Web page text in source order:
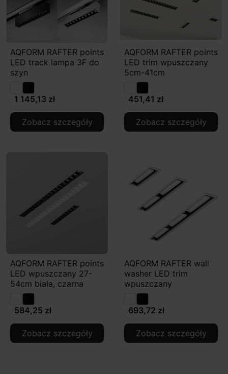
AQFORM RAFTER points
LED track lampa 3F do
szyn
1 145,13 zł
Zobacz szczegóły
AQFORM RAFTER points
LED trim wpuszczany
5cm-41cm
451,41 zł
Zobacz szczegóły
AQFORM RAFTER points
LED wpuszczany 27-
54cm biała, czarna
584,25 zł
Zobacz szczegóły
AQFORM RAFTER wall
washer LED trim
wpuszczany
693,72 zł
Zobacz szczegóły